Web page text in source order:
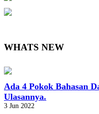
WHATS NEW
Ada 4 Pokok Bahasan
Ulasannya.
3 Jun 2022